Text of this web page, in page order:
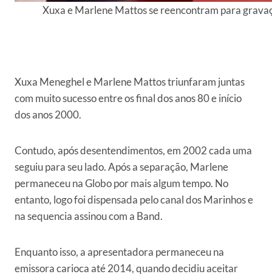
Xuxa e Marlene Mattos se reencontram para
Xuxa Meneghel e Marlene Mattos triunfaram juntas
com muito sucesso entre os final dos anos 80 e início
dos anos 2000.
Contudo, após desentendimentos, em 2002 cada uma
seguiu para seu lado. Após a separação, Marlene
permaneceu na Globo por mais algum tempo. No
entanto, logo foi dispensada pelo canal dos Marinhos e
na sequencia assinou com a Band.
Enquanto isso, a apresentadora permaneceu na
emissora carioca até 2014, quando decidiu aceitar